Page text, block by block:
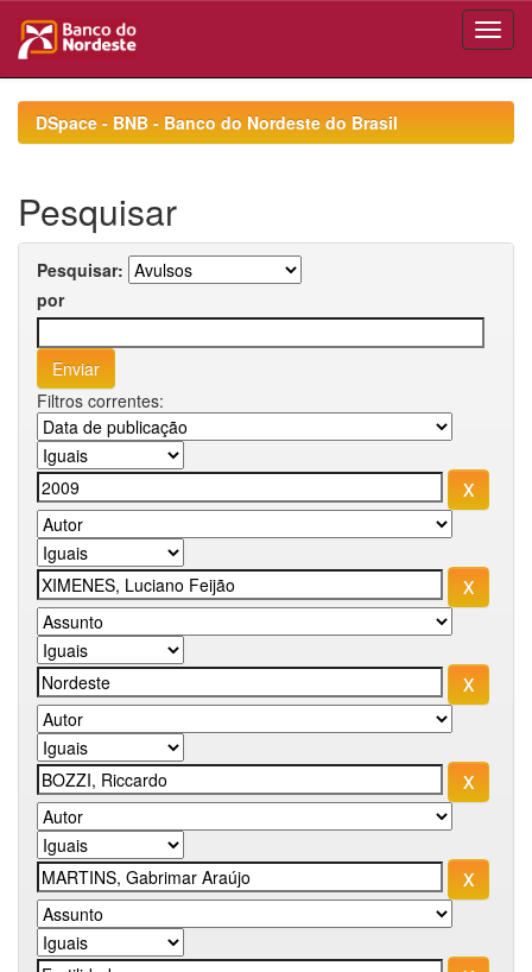
navigationDSpace - BNB - Banco do Nordeste do Brasil
Pesquisar
Pesquisar:
por
Filtros correntes: